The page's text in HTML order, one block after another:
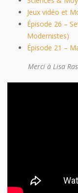
Jeux vidéo et
Épisode 26 –
Modernistes)
Épisode 21 –
Merci à Lisa